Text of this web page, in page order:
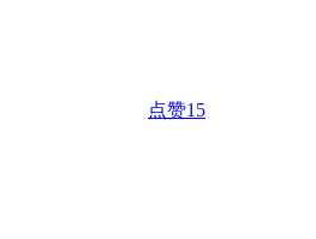
点赞15